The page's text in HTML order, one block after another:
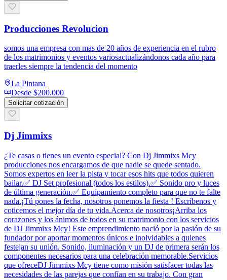
Producciones Revolucion
somos una empresa con mas de 20 años de experiencia en el rubro
de los matrimonios y eventos variosactualizándonos cada año para
traerles siempre la tendencia del momento
La Pintana
Desde $200.000
Solicitar cotización
Dj Jimmixs
¿Te casas o tienes un evento especial? Con Dj Jimmixs Mcy
producciones nos encargamos de que nadie se quede sentado.
Somos expertos en leer la pista y tocar esos hits que todos quieren
bailar.✅ DJ Set profesional (todos los estilos).✅ Sonido pro y luces
de última generación.✅ Equipamiento completo para que no te falte
nada.¡Tú pones la fecha, nosotros ponemos la fiesta ! Escríbenos y
coticemos el mejor día de tu vida.Acerca de nosotros¡Arriba los
corazones y los ánimos de todos en su matrimonio con los servicios
de DJ Jimmixs Mcy! Este emprendimiento nació por la pasión de su
fundador por aportar momentos únicos e inolvidables a quienes
festejan su unión. Sonido, iluminación y un DJ de primera serán los
componentes necesarios para una celebración memorable.Servicios
que ofreceDJ Jimmixs Mcy tiene como misión satisfacer todas las
necesidades de las parejas que confían en su trabajo. Con gran